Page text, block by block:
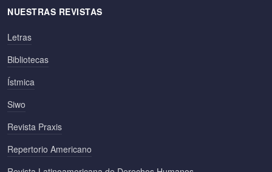
NUESTRAS REVISTAS
Letras
Bibliotecas
Ístmica
Siwo
Revista Praxis
Repertorio Americano